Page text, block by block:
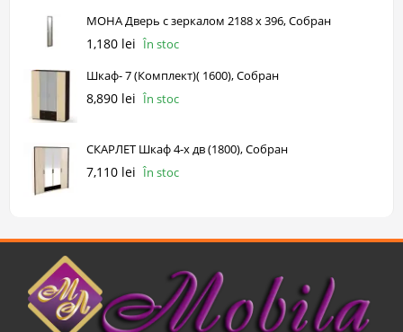
МОНА Дверь с зеркалом 2188 х 396, Собран
1,180 lei În stoc
Шкаф- 7 (Комплект)( 1600), Собран
8,890 lei În stoc
СКАРЛЕТ Шкаф 4-х дв (1800), Собран
7,110 lei În stoc